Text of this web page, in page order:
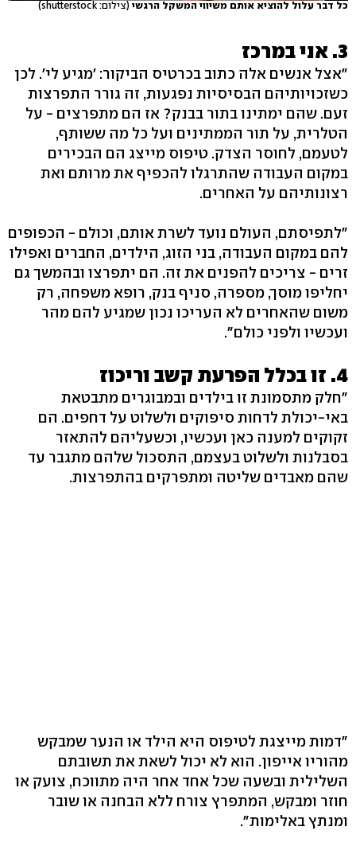
כל דבר עלול להוציא אותם משיווי המשקל הרגשי(צילום: shutterstock)
3. אני במרכז
"אצל אנשים אלה כתוב בכרטיס הביקור: 'מגיע לי‭.'‬ לכן
כשזכויותיהם הבסיסיות נפגעות, זה גורר התפרצות
זעם. שהם ימתינו בתור בבנק? אז הם מתפרצים - על
הטלרית, על תור הממתינים ועל כל מה ששותף,
לטעמם, לחוסר הצדק. טיפוס מייצג הם הבכירים
במקום העבודה שהתרגלו להכפיף את מרותם ואת
רצונותיהם על האחרים.
"לתפיסתם, העולם נועד לשרת אותם, וכולם - הכפופים
להם במקום העבודה, בני הזוג, הילדים, החברים ואפילו
זרים - צריכים להפנים את זה. הם יתפרצו ובהמשך גם
יחליפו מוסך, מספרה, סניף בנק, רופא משפחה, רק
משום שהאחרים לא העריכו נכון שמגיע להם מהר
ועכשיו ולפני כולם‭."‬
4. זו בכלל הפרעת קשב וריכוז
"חלק מתסמונת זו בילדים ובמבוגרים מתבטאת
באי-יכולת לדחות סיפוקים ולשלוט על דחפים. הם
זקוקים למענה כאן ועכשיו, וכשעליהם להתאזר
בסבלנות ולשלוט בעצמם, התסכול שלהם מתגבר עד
שהם מאבדים שליטה ומתפרקים בהתפרצות.
"דמות מייצגת לטיפוס היא הילד או הנער שמבקש
מהוריו אייפון. הוא לא יכול לשאת את תשובתם
השלילית ובשעה שכל אחד אחר היה מתווכח, צועק או
חוזר ומבקש, המתפרץ צורח ללא הבחנה או שובר
ומנתץ באלימות‭."‬